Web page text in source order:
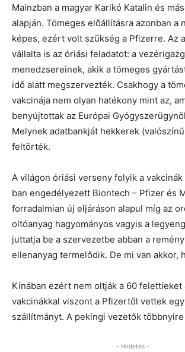
Mainzban a magyar Karikó Katalin és
alapján. Tömeges előállításra azonban a
képes, ezért volt szükség a Pfizerre. Az
vállalta is az óriási feladatot: a
menedzsereinek, akik a tömeges
idő alatt megszervezték. Csakhogy a
vakcinája nem olyan hatékony mint az,
benyújtottak az Európai
Melynek adatbankját hekkerek
feltörték.
A világon óriási verseny folyik a vakcinák
ban engedélyezett Biontech – Pfizer és
forradalmian új eljáráson alapul míg az
oltóanyag hagyományos vagyis a
juttatja be a szervezetbe abban a
ellenanyag termelődik. De mi van akkor,
Kínában ezért nem oltják a 60 felettieket
vakcinákkal viszont a Pfizertől vettek
szállítmányt. A pekingi vezetők
- Hirdetés -